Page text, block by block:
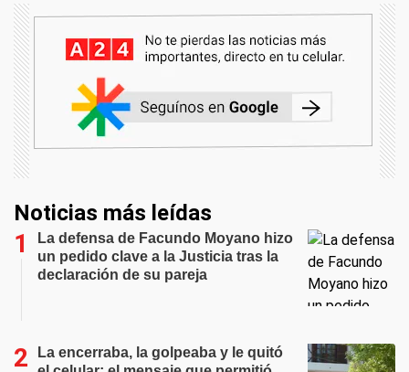
Noticias más leídas
La defensa de Facundo Moyano hizo
un pedido clave a la Justicia tras la
declaración de su pareja
La encerraba, la golpeaba y le quitó